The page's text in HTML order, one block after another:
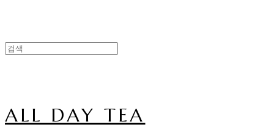
ALL DAY TEA